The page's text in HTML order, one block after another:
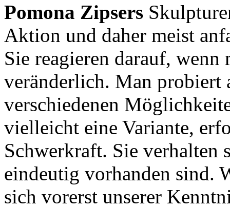
Pomona Zipsers
Aktion und daher meist
Sie reagieren darauf, wenn
veränderlich. Man probiert
verschiedenen
vielleicht eine Variante,
Schwerkraft. Sie verhalten
eindeutig vorhanden sind.
sich vorerst unserer